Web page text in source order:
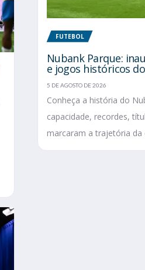
FUTEBOL
Nubank Parque:
e jogos históricos
5 DE AGOSTO DE 2026
Conheça a história do
capacidade, recordes,
marcaram a trajetória da